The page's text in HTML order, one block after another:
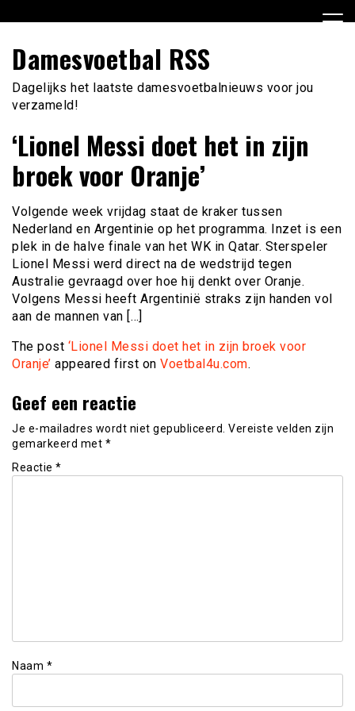
naar
inhoud
Damesvoetbal RSS
Dagelijks het laatste damesvoetbalnieuws voor jou
verzameld!
‘Lionel Messi doet het in zijn
broek voor Oranje’
Volgende week vrijdag staat de kraker tussen
Nederland en Argentinie op het programma. Inzet is een
plek in de halve finale van het WK in Qatar. Sterspeler
Lionel Messi werd direct na de wedstrijd tegen
Australie gevraagd over hoe hij denkt over Oranje.
Volgens Messi heeft Argentinië straks zijn handen vol
aan de mannen van […]
The post ‘Lionel Messi doet het in zijn broek voor
Oranje’ appeared first on Voetbal4u.com.
Geef een reactie
Je e-mailadres wordt niet gepubliceerd. Vereiste velden zijn
gemarkeerd met *
Reactie *
Naam *